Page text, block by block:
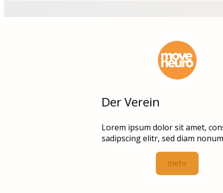
Der Verein
Lorem ipsum dolor sit amet,
sadipscing elitr, sed diam
mehr